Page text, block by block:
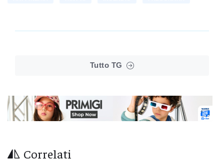
Tutto TG
Correlati